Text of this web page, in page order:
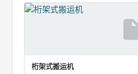
桁架式搬运机